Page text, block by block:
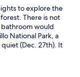
to explore the
There is not
bathroom would
National Park, a
(Dec. 27th). It
walks. We saw a
tour for us (six